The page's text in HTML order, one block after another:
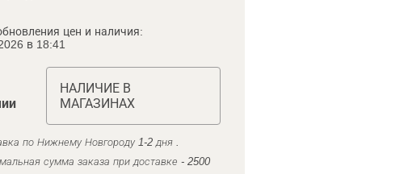
цен и наличия:
в 18:41
НАЛИЧИЕ В
МАГАЗИНАХ
по Нижнему Новгороду 1-2 дня .
сумма заказа при доставке - 2500